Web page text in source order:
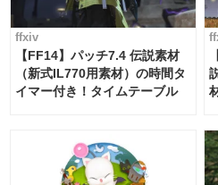
ffxiv
【FF14】パッチ7.4 伝説素材
（新式IL770用素材）の時間タ
イマー付き！タイムテーブル